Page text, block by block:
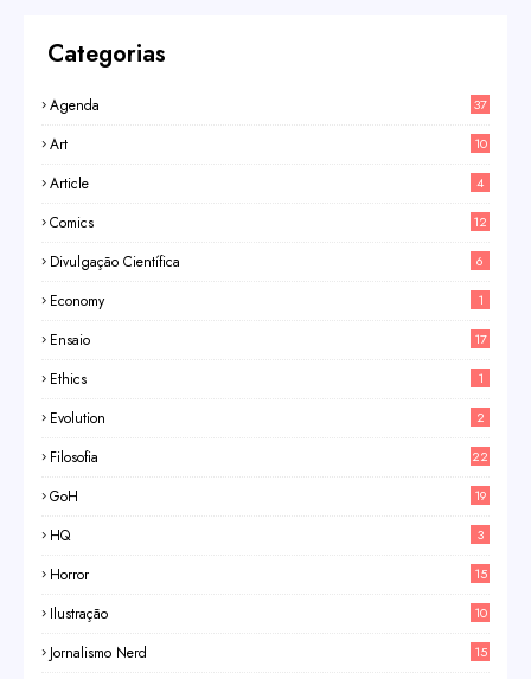
Categorias
Agenda 37
Art 10
Article 4
Comics 12
Divulgação Científica 6
Economy 1
Ensaio 17
Ethics 1
Evolution 2
Filosofia 22
GoH 19
HQ 3
Horror 15
Ilustração 10
Jornalismo Nerd 15